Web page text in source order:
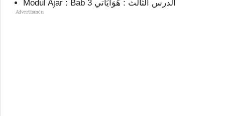
Modul Ajar : Bab 3 الدرس الثالث : هَوَايَاتي
Advertismen